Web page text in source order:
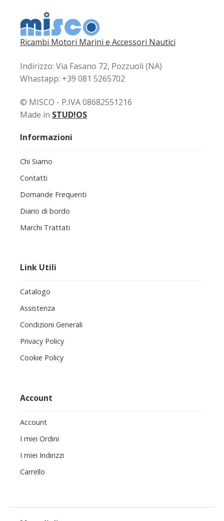
Ricambi Motori Marini e Accessori Nautici
Indirizzo: Via Fasano 72, Pozzuoli (NA)
Whastapp: +39 081 5265702
© MISCO - P.IVA 08682551216
Made in STUD!OS
Informazioni
Chi Siamo
Contatti
Domande Frequenti
Diario di bordo
Marchi Trattati
Link Utili
Catalogo
Assistenza
Condizioni Generali
Privacy Policy
Cookie Policy
Account
Account
I miei Ordini
I miei Indirizzi
Carrello